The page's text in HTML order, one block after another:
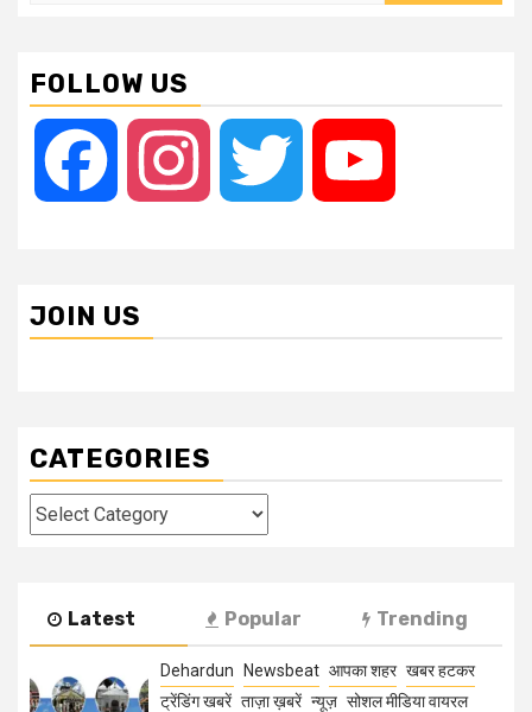
FOLLOW US
Facebook Instagram Twitter
JOIN US
CATEGORIES
Categories
Latest Popular Trending
Dehardun Newsbeat आपका शहर खबर हटकर
ट्रेंडिंग खबरें ताज़ा ख़बरें न्यूज़ सोशल मीडिया वायरल